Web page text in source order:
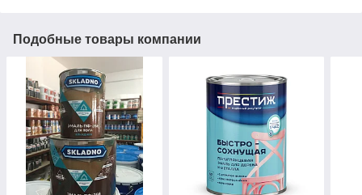
Подобные товары компании